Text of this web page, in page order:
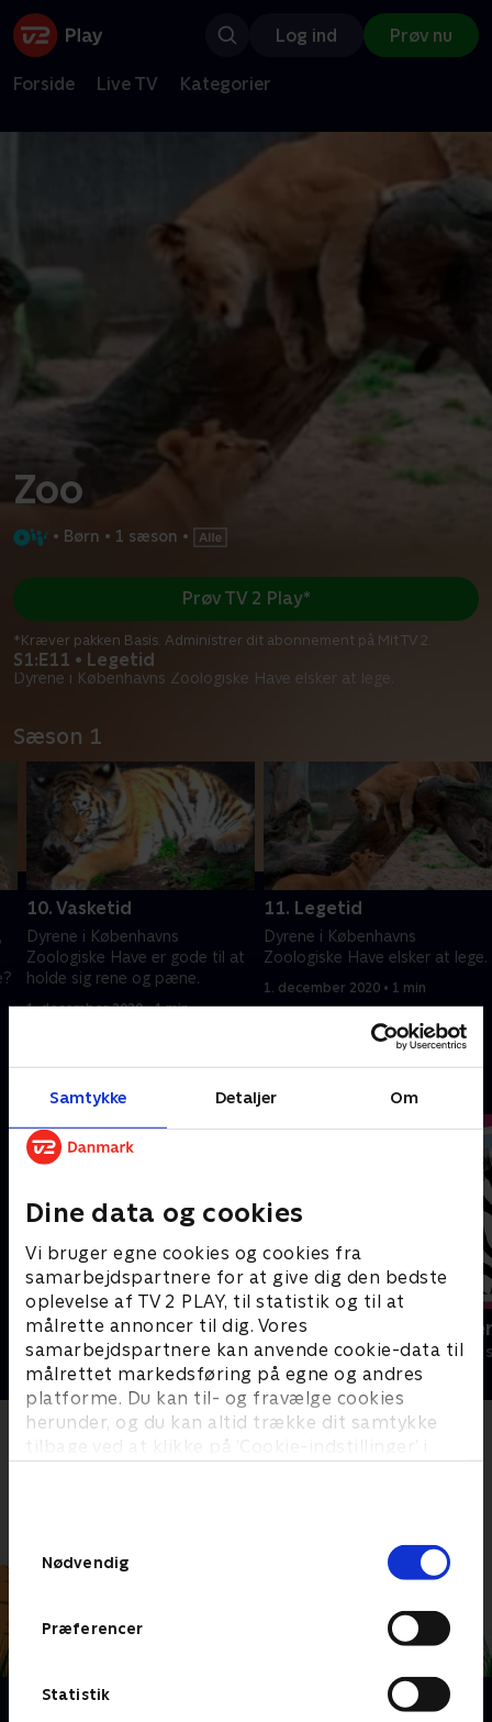
Samtykke Detaljer Om
Dine data og cookies
Vi bruger egne cookies og cookies fra
samarbejdspartnere for at give dig den bedste
oplevelse af TV 2 PLAY, til statistik og til at
målrette annoncer til dig. Vores
samarbejdspartnere kan anvende cookie-data til
målrettet markedsføring på egne og andres
platforme. Du kan til- og fravælge cookies
herunder, og du kan altid trække dit samtykke
tilbage ved at klikke på ’Cookie-indstillinger’ i
Nødvendig
Præferencer
Statistik
Log ind Prøv nu
Forside Live TV Kategorier
Zoo
• Børn • 1 sæson •
S1:E11 • Legetid
Dyrene i Københavns Zoologiske Have elsker at lege.
Prøv TV 2 Play*
*Kræver pakken Basis. Administrer dit abonnement på Mit TV 2.
Sæson 1
10. Vasketid
Dyrene i Københavns
Zoologiske Have er gode til at
holde sig rene og pæne.
1. december 2020 • 1 min
11. Legetid
Dyrene i Københavns
Zoologiske Have elsker at lege.
1. december 2020 • 1 min
Vilde unger
Børneserier • 1 sæsoner
Miniteve:
Børneserier • 1